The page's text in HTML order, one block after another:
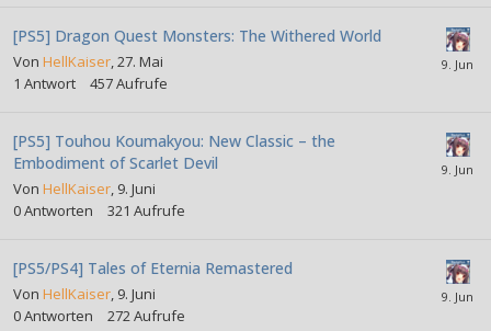
[PS5] Dragon Quest Monsters: The Withered World
Von HellKaiser 27. Mai
1 Antwort 457Aufrufe
[PS5] Touhou Koumakyou: New Classic – the
Embodiment of Scarlet Devil
Von HellKaiser 9. Juni
0Antworten 321 Aufrufe
[PS5/PS4] Tales of Eternia Remastered
Von HellKaiser 9. Juni
0Antworten 272 Aufrufe